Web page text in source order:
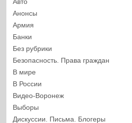
Авто
Анонсы
Армия
Банки
Без рубрики
Безопасность. Права граждан
В мире
В России
Видео-Воронеж
Выборы
Дискуссии. Письма. Блогеры